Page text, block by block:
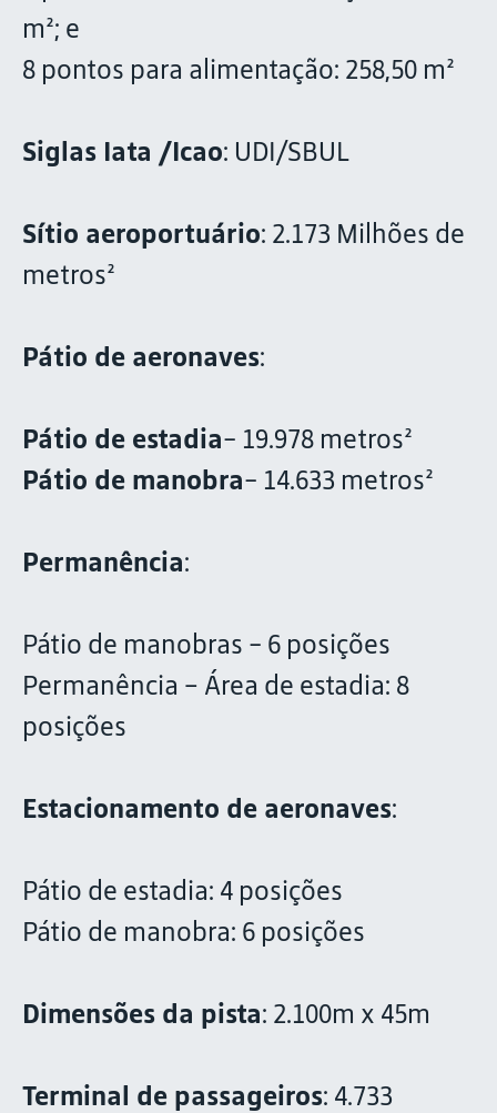
m²; e
8 pontos para alimentação: 258,50 m²
Siglas Iata /Icao: UDI/SBUL
Sítio aeroportuário: 2.173 Milhões de
metros²
Pátio de aeronaves:
Pátio de estadia- 19.978 metros²
Pátio de manobra- 14.633 metros²
Permanência:
Pátio de manobras - 6 posições
Permanência – Área de estadia: 8
posições
Estacionamento de aeronaves:
Pátio de estadia: 4 posições
Pátio de manobra: 6 posições
Dimensões da pista: 2.100m x 45m
Terminal de passageiros: 4.733